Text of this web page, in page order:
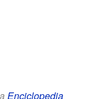
Enciclopedia